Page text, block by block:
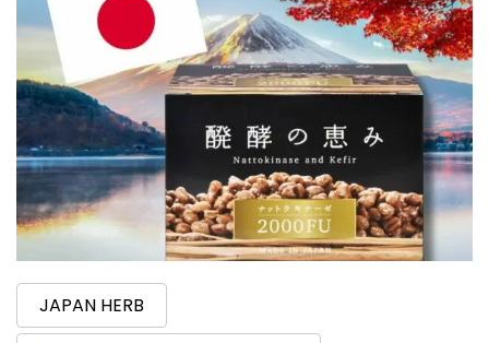
JAPAN HERB